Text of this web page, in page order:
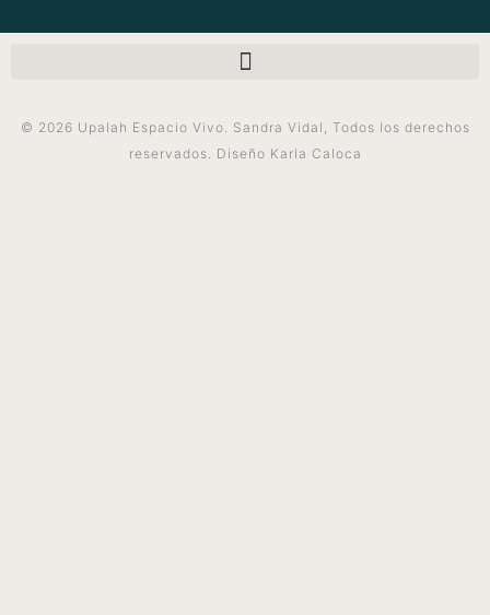
© 2026 Upalah Espacio Vivo. Sandra Vidal, Todos los derechos
reservados. Diseño Karla Caloca